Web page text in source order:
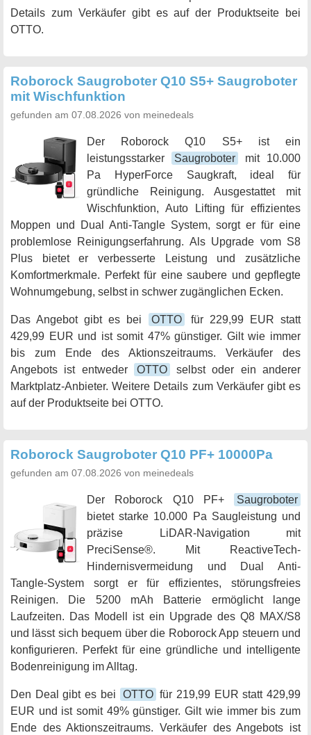
Details zum Verkäufer gibt es auf der Produktseite bei
OTTO.
Roborock Saugroboter Q10 S5+ Saugroboter
mit Wischfunktion
gefunden am 07.08.2026 von meinedeals
Der Roborock Q10 S5+ ist ein
leistungsstarker
Saugroboter
mit 10.000
Pa HyperForce Saugkraft, ideal für
gründliche Reinigung. Ausgestattet mit
Wischfunktion, Auto Lifting für effizientes
Moppen und Dual Anti-Tangle System, sorgt er für eine
problemlose Reinigungserfahrung. Als Upgrade vom S8
Plus bietet er verbesserte Leistung und zusätzliche
Komfortmerkmale. Perfekt für eine saubere und gepflegte
Wohnumgebung, selbst in schwer zugänglichen Ecken.
Das Angebot gibt es bei OTTO
für 229,99 EUR statt
429,99 EUR und ist somit 47% günstiger. Gilt wie immer
bis zum Ende des Aktionszeitraums. Verkäufer des
Angebots ist entweder
OTTO
selbst oder ein anderer
Marktplatz-Anbieter. Weitere Details zum Verkäufer gibt es
auf der Produktseite bei OTTO.
Roborock Saugroboter Q10 PF+ 10000Pa
gefunden am 07.08.2026 von meinedeals
Der Roborock Q10 PF+
Saugroboter
bietet starke 10.000 Pa Saugleistung und
präzise LiDAR-Navigation mit
PreciSense®. Mit ReactiveTech-
Hindernisvermeidung und Dual Anti-
Tangle-System sorgt er für effizientes, störungsfreies
Reinigen. Die 5200 mAh Batterie ermöglicht lange
Laufzeiten. Das Modell ist ein Upgrade des Q8 MAX/S8
und lässt sich bequem über die Roborock App steuern und
konfigurieren. Perfekt für eine gründliche und intelligente
Bodenreinigung im Alltag.
Den Deal gibt es bei OTTO für 219,99 EUR statt 429,99
EUR und ist somit 49% günstiger. Gilt wie immer bis zum
Ende des Aktionszeitraums. Verkäufer des Angebots ist